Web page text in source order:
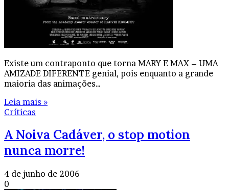
Existe um contraponto que torna MARY E MAX – UMA
AMIZADE DIFERENTE genial, pois enquanto a grande
maioria das animações…
Leia mais »
Críticas
A Noiva Cadáver, o stop motion
nunca morre!
4 de junho de 2006
0